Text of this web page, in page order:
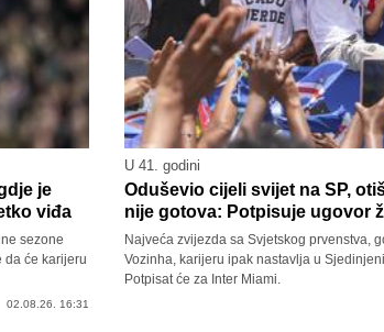
je
viđa
sezone
da će karijeru
02.08.26. 16:31
U 41. godini
Oduševio cijeli svijet na SP,
nije gotova: Potpisuje ugovor
Najveća zvijezda sa Svjetskog prvenstva,
Vozinha, karijeru ipak nastavlja u
Potpisat će za Inter Miami.